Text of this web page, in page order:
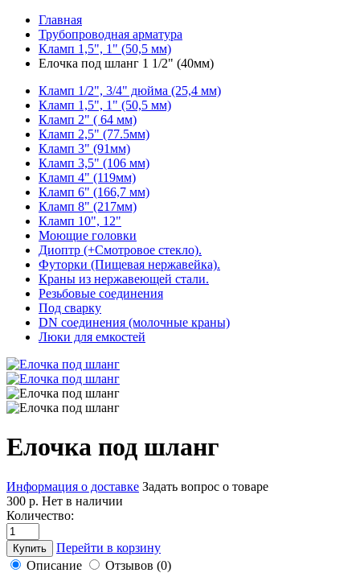
Главная
Трубопроводная арматура
Кламп 1,5", 1" (50,5 мм)
Елочка под шланг 1 1/2" (40мм)
Кламп 1/2", 3/4" дюйма (25,4 мм)
Кламп 1,5", 1" (50,5 мм)
Кламп 2" ( 64 мм)
Кламп 2,5" (77.5мм)
Кламп 3" (91мм)
Кламп 3,5" (106 мм)
Кламп 4" (119мм)
Кламп 6" (166,7 мм)
Кламп 8" (217мм)
Кламп 10", 12"
Моющие головки
Диоптр (+Смотровое стекло).
Футорки (Пищевая нержавейка).
Краны из нержавеющей стали.
Резьбовые соединения
Под сварку
DN соединения (молочные краны)
Люки для емкостей
Елочка под шланг
Информация о доставке Задать вопрос о товаре
300 р. Нет в наличии
Количество:
Купить
Перейти в корзину
Описание
Отзывов (0)